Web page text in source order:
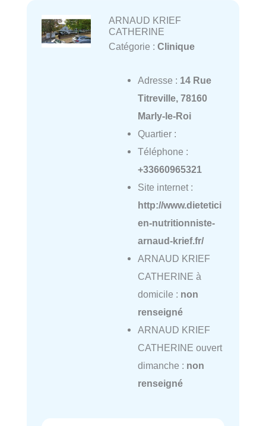
ARNAUD KRIEF
CATHERINE
Catégorie : Clinique
Adresse : 14 Rue
Titreville, 78160
Marly-le-Roi
Quartier :
Téléphone :
+33660965321
Site internet :
http://www.dietetici
en-nutritionniste-
arnaud-krief.fr/
ARNAUD KRIEF
CATHERINE à
domicile : non
renseigné
ARNAUD KRIEF
CATHERINE ouvert
dimanche : non
renseigné